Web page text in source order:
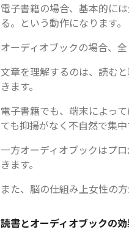
電子書籍の場合、基本的に
る。という動作になります。
オーディオブックの場合、
文章を理解するのは、読む
きます。
電子書籍でも、端末によっ
ても抑揚がなく不自然で集中
一方オーディオブックはプ
きます。
また、脳の仕組み上女性の
読書とオーディオブックの